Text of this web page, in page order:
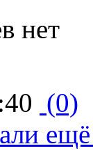
нет
(0)
ещё